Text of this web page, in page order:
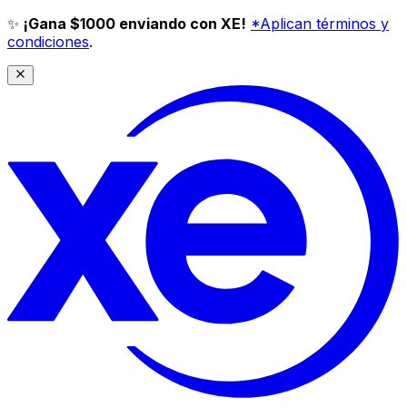
✨ ¡Gana $1000 enviando con XE! *Aplican términos y
condiciones.